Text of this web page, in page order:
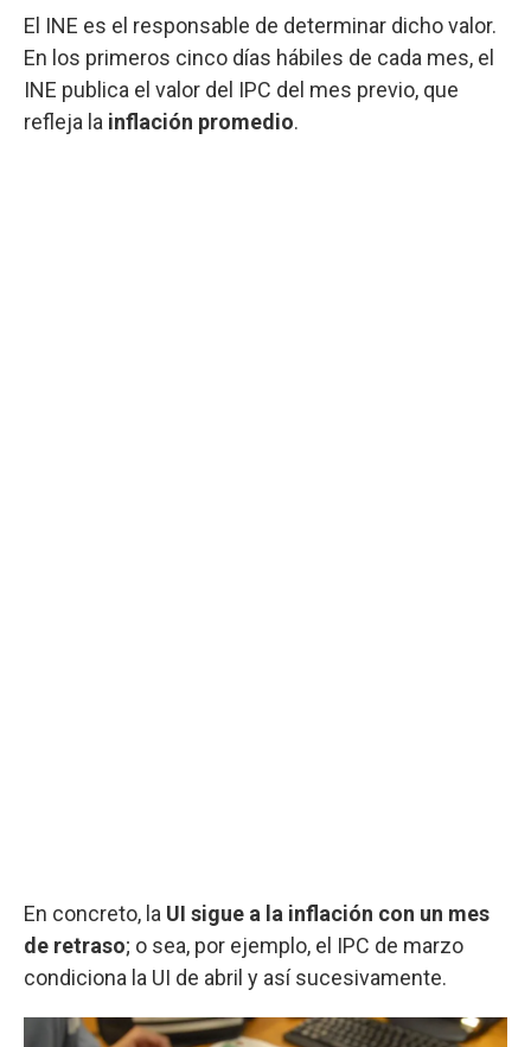
El INE es el responsable de determinar dicho valor.
En los primeros cinco días hábiles de cada mes, el
INE publica el valor del IPC del mes previo, que
refleja la inflación promedio.
En concreto, la UI sigue a la inflación con un mes
de retraso; o sea, por ejemplo, el IPC de marzo
condiciona la UI de abril y así sucesivamente.